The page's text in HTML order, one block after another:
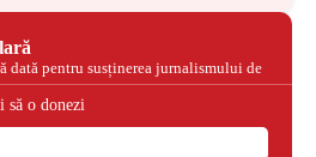
dată pentru susținerea jurnalismului de
să o donezi